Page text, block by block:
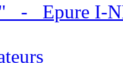
- Epure I-